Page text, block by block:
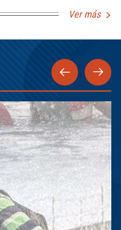
Ver más